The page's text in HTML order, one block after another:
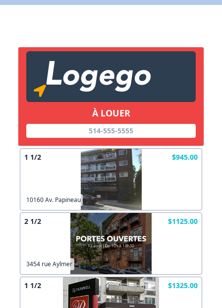
À LOUER
514-555-5555
1 1/2 $945.00
10160 Av. Papineau
2 1/2 $1125.00
3454 rue Aylmer
1 1/2 $1325.00
X Fermer Envoyez
Copier lien
X Fermer